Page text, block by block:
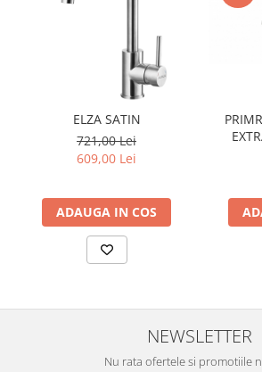
ELZA SATIN
721,00 Lei
609,00 Lei
ADAUGA IN COS
NEWSLETTER
Nu rata ofertele si promotiile